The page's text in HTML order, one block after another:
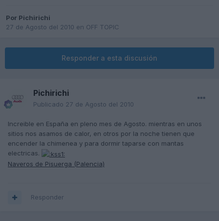
Por Pichirichi
27 de Agosto del 2010 en OFF TOPIC
Responder a esta discusión
Pichirichi
Publicado 27 de Agosto del 2010
Increible en España en pleno mes de Agosto. mientras en unos
sitios nos asamos de calor, en otros por la noche tienen que
encender la chimenea y para dormir taparse con mantas
electricas.
Naveros de Pisuerga (Palencia)
Responder